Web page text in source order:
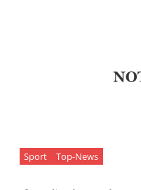
Sport Top-News